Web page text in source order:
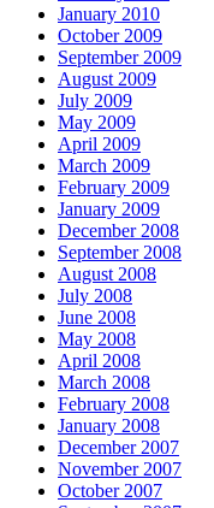
January 2010
October 2009
September 2009
August 2009
July 2009
May 2009
April 2009
March 2009
February 2009
January 2009
December 2008
September 2008
August 2008
July 2008
June 2008
May 2008
April 2008
March 2008
February 2008
January 2008
December 2007
November 2007
October 2007